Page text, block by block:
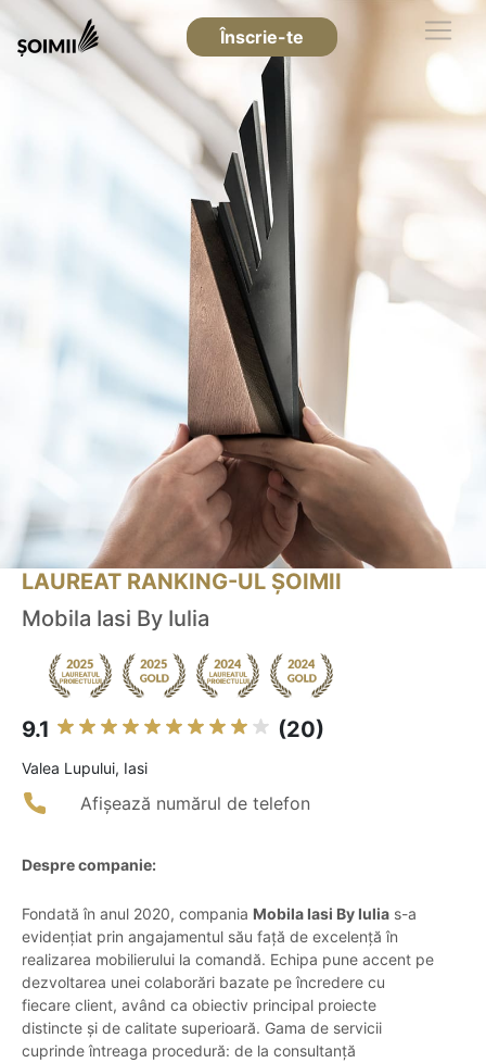
Înscrie-te
LAUREAT RANKING-UL ȘOIMII
Mobila Iasi By Iulia
9.1 (20)
Valea Lupului, Iasi
Afișează numărul de telefon
Despre companie:
Fondată în anul 2020, compania Mobila Iasi By Iulia s-a
evidențiat prin angajamentul său față de excelență în
realizarea mobilierului la comandă. Echipa pune accent pe
dezvoltarea unei colaborări bazate pe încredere cu
fiecare client, având ca obiectiv principal proiecte
distincte și de calitate superioară. Gama de servicii
cuprinde întreaga procedură: de la consultanță